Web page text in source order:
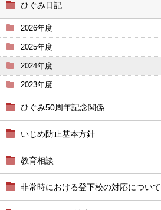
ひぐみ日記
2026年度
2025年度
2024年度
2023年度
ひぐみ50周年記念関係
いじめ防止基本方針
教育相談
非常時における登下校の対応について